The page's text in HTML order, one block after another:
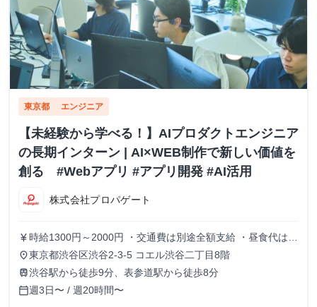
東京都 エンジニア
【未経験から学べる！】AIプロダクトエンジニア
の長期インターン | AI×WEB制作で新しい価値を
創る #Webアプリ #アプリ開発 #AI活用
株式会社プロパゲート
currency_yen 時給1300円～2000円 ・交通費は別途全額支給 ・昼食代は別
途全額支給 ・研修期間終了後は時給1,400円～
place東京都渋谷区渋谷2-3-5 コエル渋谷二丁目8階
train渋谷駅から徒歩9分、表参道駅から徒歩8分
calendar_today週3日〜 / 週20時間〜